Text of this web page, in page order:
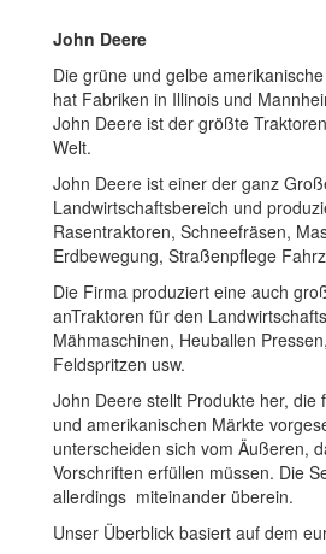
John Deere
Die grüne und gelbe
hat Fabriken in Illinois und
John Deere ist der größte
Welt.
John Deere ist einer der ganz
Landwirtschaftsbereich und
Rasentraktoren, Schneefräsen,
Erdbewegung, Straßenpflege
Die Firma produziert eine auch
anTraktoren für den
Mähmaschinen, Heuballen
Feldspritzen usw.
John Deere stellt Produkte her, die
und amerikanischen Märkte
unterscheiden sich vom Äußeren,
Vorschriften erfüllen müssen. Die
allerdings miteinander überein.
Unser Überblick basiert auf dem